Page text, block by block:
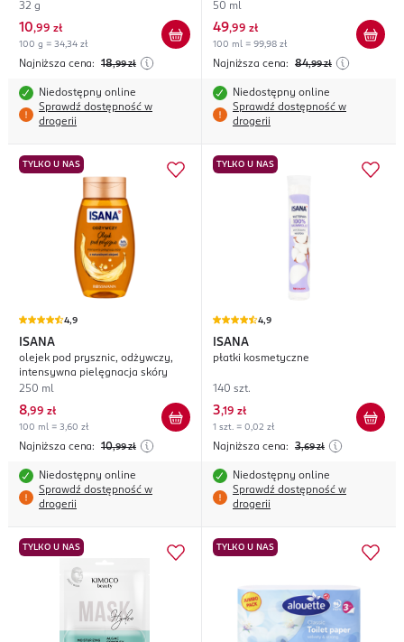
32 g
10,99 zł
100 g = 34,34 zł
Najniższa cena: 18,99 zł
Niedostępny online
Sprawdź dostępność w
drogerii
50 ml
49,99 zł
100 ml = 99,98 zł
Najniższa cena: 84,99 zł
Niedostępny online
Sprawdź dostępność w
drogerii
TYLKO U NAS
4,9
ISANA
olejek pod prysznic, odżywczy,
intensywna pielęgnacja skóry
250 ml
8,99 zł
100 ml = 3,60 zł
Najniższa cena: 10,99 zł
Niedostępny online
Sprawdź dostępność w
drogerii
TYLKO U NAS
4,9
ISANA
płatki kosmetyczne
140 szt.
3,19 zł
1 szt. = 0,02 zł
Najniższa cena: 3,69 zł
Niedostępny online
Sprawdź dostępność w
drogerii
TYLKO U NAS TYLKO U NAS